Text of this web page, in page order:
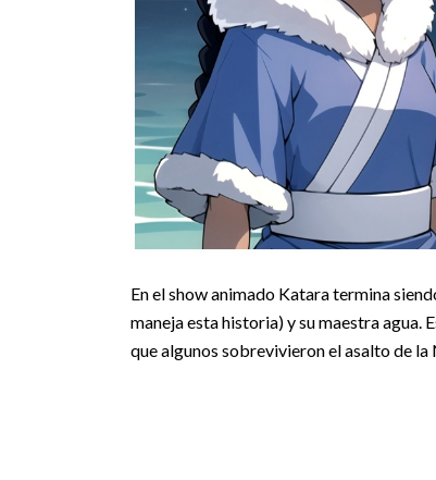
En el show animado Katara termina
maneja esta historia) y su maestra agua.
que algunos sobrevivieron el asalto de